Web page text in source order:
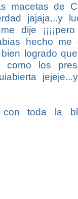
macetas de
jajaja...y
dije
hecho me
logrado
como los
con toda la